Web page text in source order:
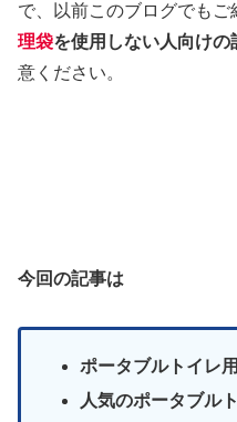
で、以前このブログでもご
理袋を使用しない人向けの
意ください。
今回の記事は
ポータブルトイレ
人気のポータブル